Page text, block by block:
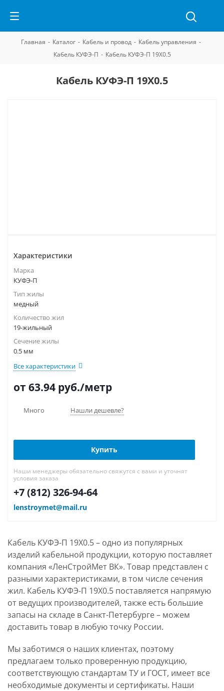
Главная - Каталог - Кабель и провод - Кабель управления -
Кабель КУФЭ-П - Кабель КУФЭ-П 19Х0.5
Кабель КУФЭ-П 19Х0.5
Характеристики
Марка
КУФЭ-П
Тип жилы
медный
Количество жил
19-жильный
Сечение жилы
0.5 мм
Все характеристики
от 63.94 руб./метр
Много Нашли дешевле?
Купить
Наши менеджеры обязательно свяжутся с вами и уточнят
условия заказа
+7 (812) 326-94-64
lenstroymet@mail.ru
Кабель КУФЭ-П 19Х0.5 – одно из популярных
изделий кабельной продукции, которую поставляет
компания «ЛенСтройМет ВК». Товар представлен с
разными характеристиками, в том числе сечения
жил. Кабель КУФЭ-П 19Х0.5 поставляется напрямую
от ведущих производителей, также есть большие
запасы на складе в Санкт-Петербурге – можем
доставить товар в любую точку России.
Мы заботимся о наших клиентах, поэтому
предлагаем только проверенную продукцию,
соответствующую стандартам ТУ и ГОСТ, имеет все
необходимые документы и сертификаты. Наши